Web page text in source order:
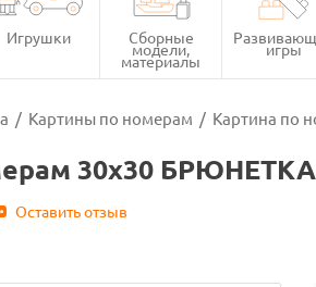
Игрушки Сборные
модели,
материалы
игры
/ Картины по номерам / Картина по
30х30
Оставить отзыв